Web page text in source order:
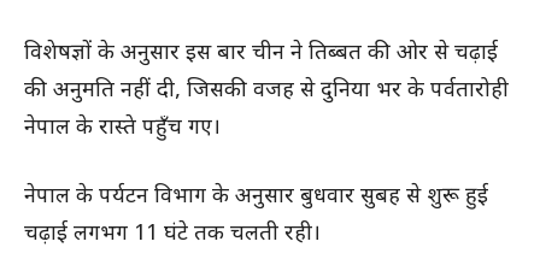
विशेषज्ञों के अनुसार इस बार चीन ने तिब्बत की ओर से चढ़ाई
की अनुमति नहीं दी, जिसकी वजह से दुनिया भर के पर्वतारोही
नेपाल के रास्ते पहुँच गए।
नेपाल के पर्यटन विभाग के अनुसार बुधवार सुबह से शुरू हुई
चढ़ाई लगभग 11 घंटे तक चलती रही।